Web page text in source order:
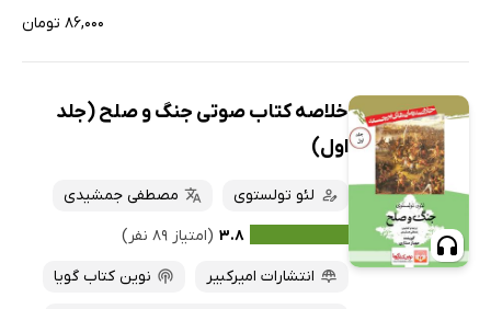
۸۶,۰۰۰ تومان
خلاصه کتاب صوتی جنگ و صلح (جلد
اول)
لئو تولستوی
مصطفی جمشیدی
۳.۸ (امتیاز ۸۹ نفر)
انتشارات امیرکبیر
نوین کتاب گویا